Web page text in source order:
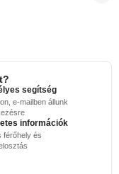
segítség
e-mailben állunk
információk
férőhely és